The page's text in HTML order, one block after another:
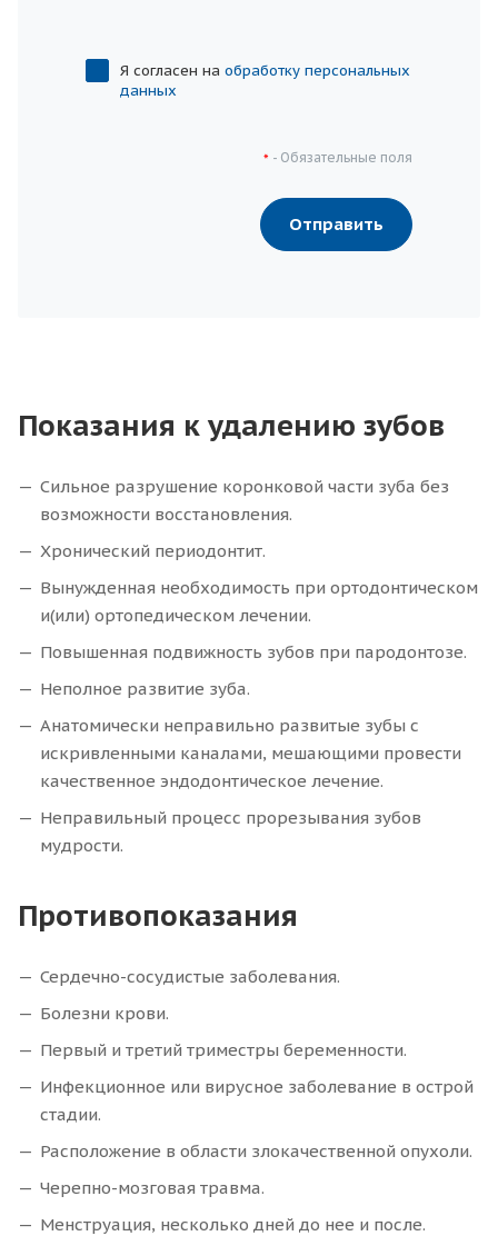
Я согласен на обработку персональных
данных
* - Обязательные поля
Отправить
Показания к удалению зубов
Сильное разрушение коронковой части зуба без
возможности восстановления.
Хронический периодонтит.
Вынужденная необходимость при ортодонтическом
и(или) ортопедическом лечении.
Повышенная подвижность зубов при пародонтозе.
Неполное развитие зуба.
Анатомически неправильно развитые зубы с
искривленными каналами, мешающими провести
качественное эндодонтическое лечение.
Неправильный процесс прорезывания зубов
мудрости.
Противопоказания
Сердечно-сосудистые заболевания.
Болезни крови.
Первый и третий триместры беременности.
Инфекционное или вирусное заболевание в острой
стадии.
Расположение в области злокачественной опухоли.
Черепно-мозговая травма.
Менструация, несколько дней до нее и после.